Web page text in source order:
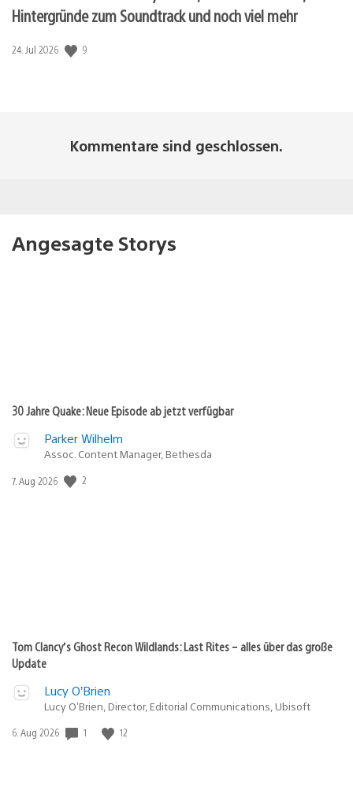
Hintergründe zum Soundtrack und noch viel mehr
Veröffentlichungsdatum:
24. Jul 2026 9
Kommentare sind geschlossen.
Angesagte Storys
30 Jahre Quake: Neue Episode ab jetzt verfügbar
Parker Wilhelm
Assoc. Content Manager, Bethesda
Veröffentlichungsdatum:
7. Aug 2026 2
Tom Clancy’s Ghost Recon Wildlands: Last Rites – alles über das große
Update
Lucy O’Brien
Lucy O’Brien, Director, Editorial Communications, Ubisoft
Veröffentlichungsdatum:
6. Aug 2026 1 12